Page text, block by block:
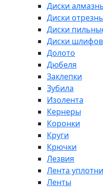
Диски
Диски
Диски
Диски
Долото
Дюбеля
Заклепки
Зубила
Изолента
Кернеры
Коронки
Круги
Крючки
Лезвия
Лента
Ленты